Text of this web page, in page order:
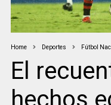
Home Deportes Fútbol
El
hechos